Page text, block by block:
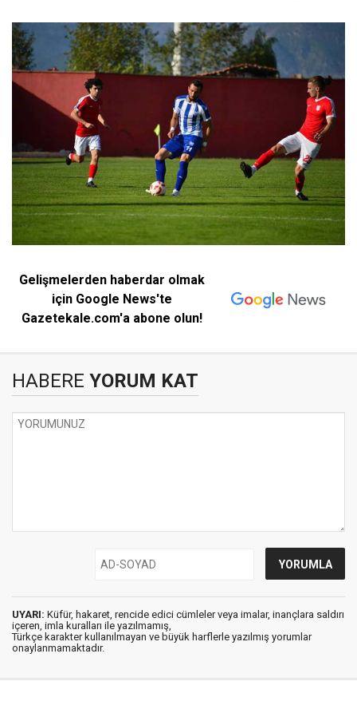
Gelişmelerden haberdar olmak
için Google News'te
Gazetekale.com'a abone olun!
HABERE YORUM KAT
UYARI: Küfür, hakaret, rencide edici cümleler veya imalar, inançlara saldırı
içeren, imla kuralları ile yazılmamış,
Türkçe karakter kullanılmayan ve büyük harflerle yazılmış yorumlar
onaylanmamaktadır.